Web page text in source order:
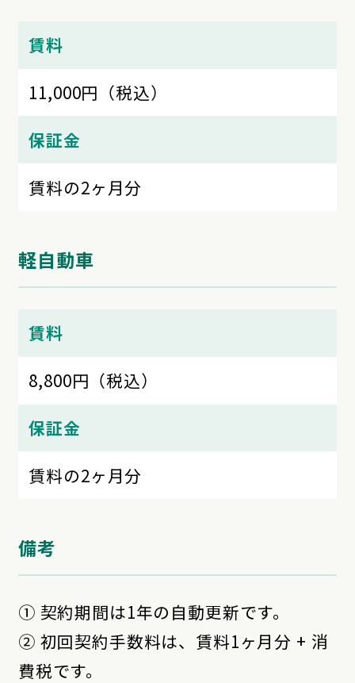
賃料
11,000円（税込）
保証金
賃料の2ヶ月分
軽自動車
賃料
8,800円（税込）
保証金
賃料の2ヶ月分
備考
① 契約期間は1年の自動更新です。
② 初回契約手数料は、賃料1ヶ月分 + 消
費税です。